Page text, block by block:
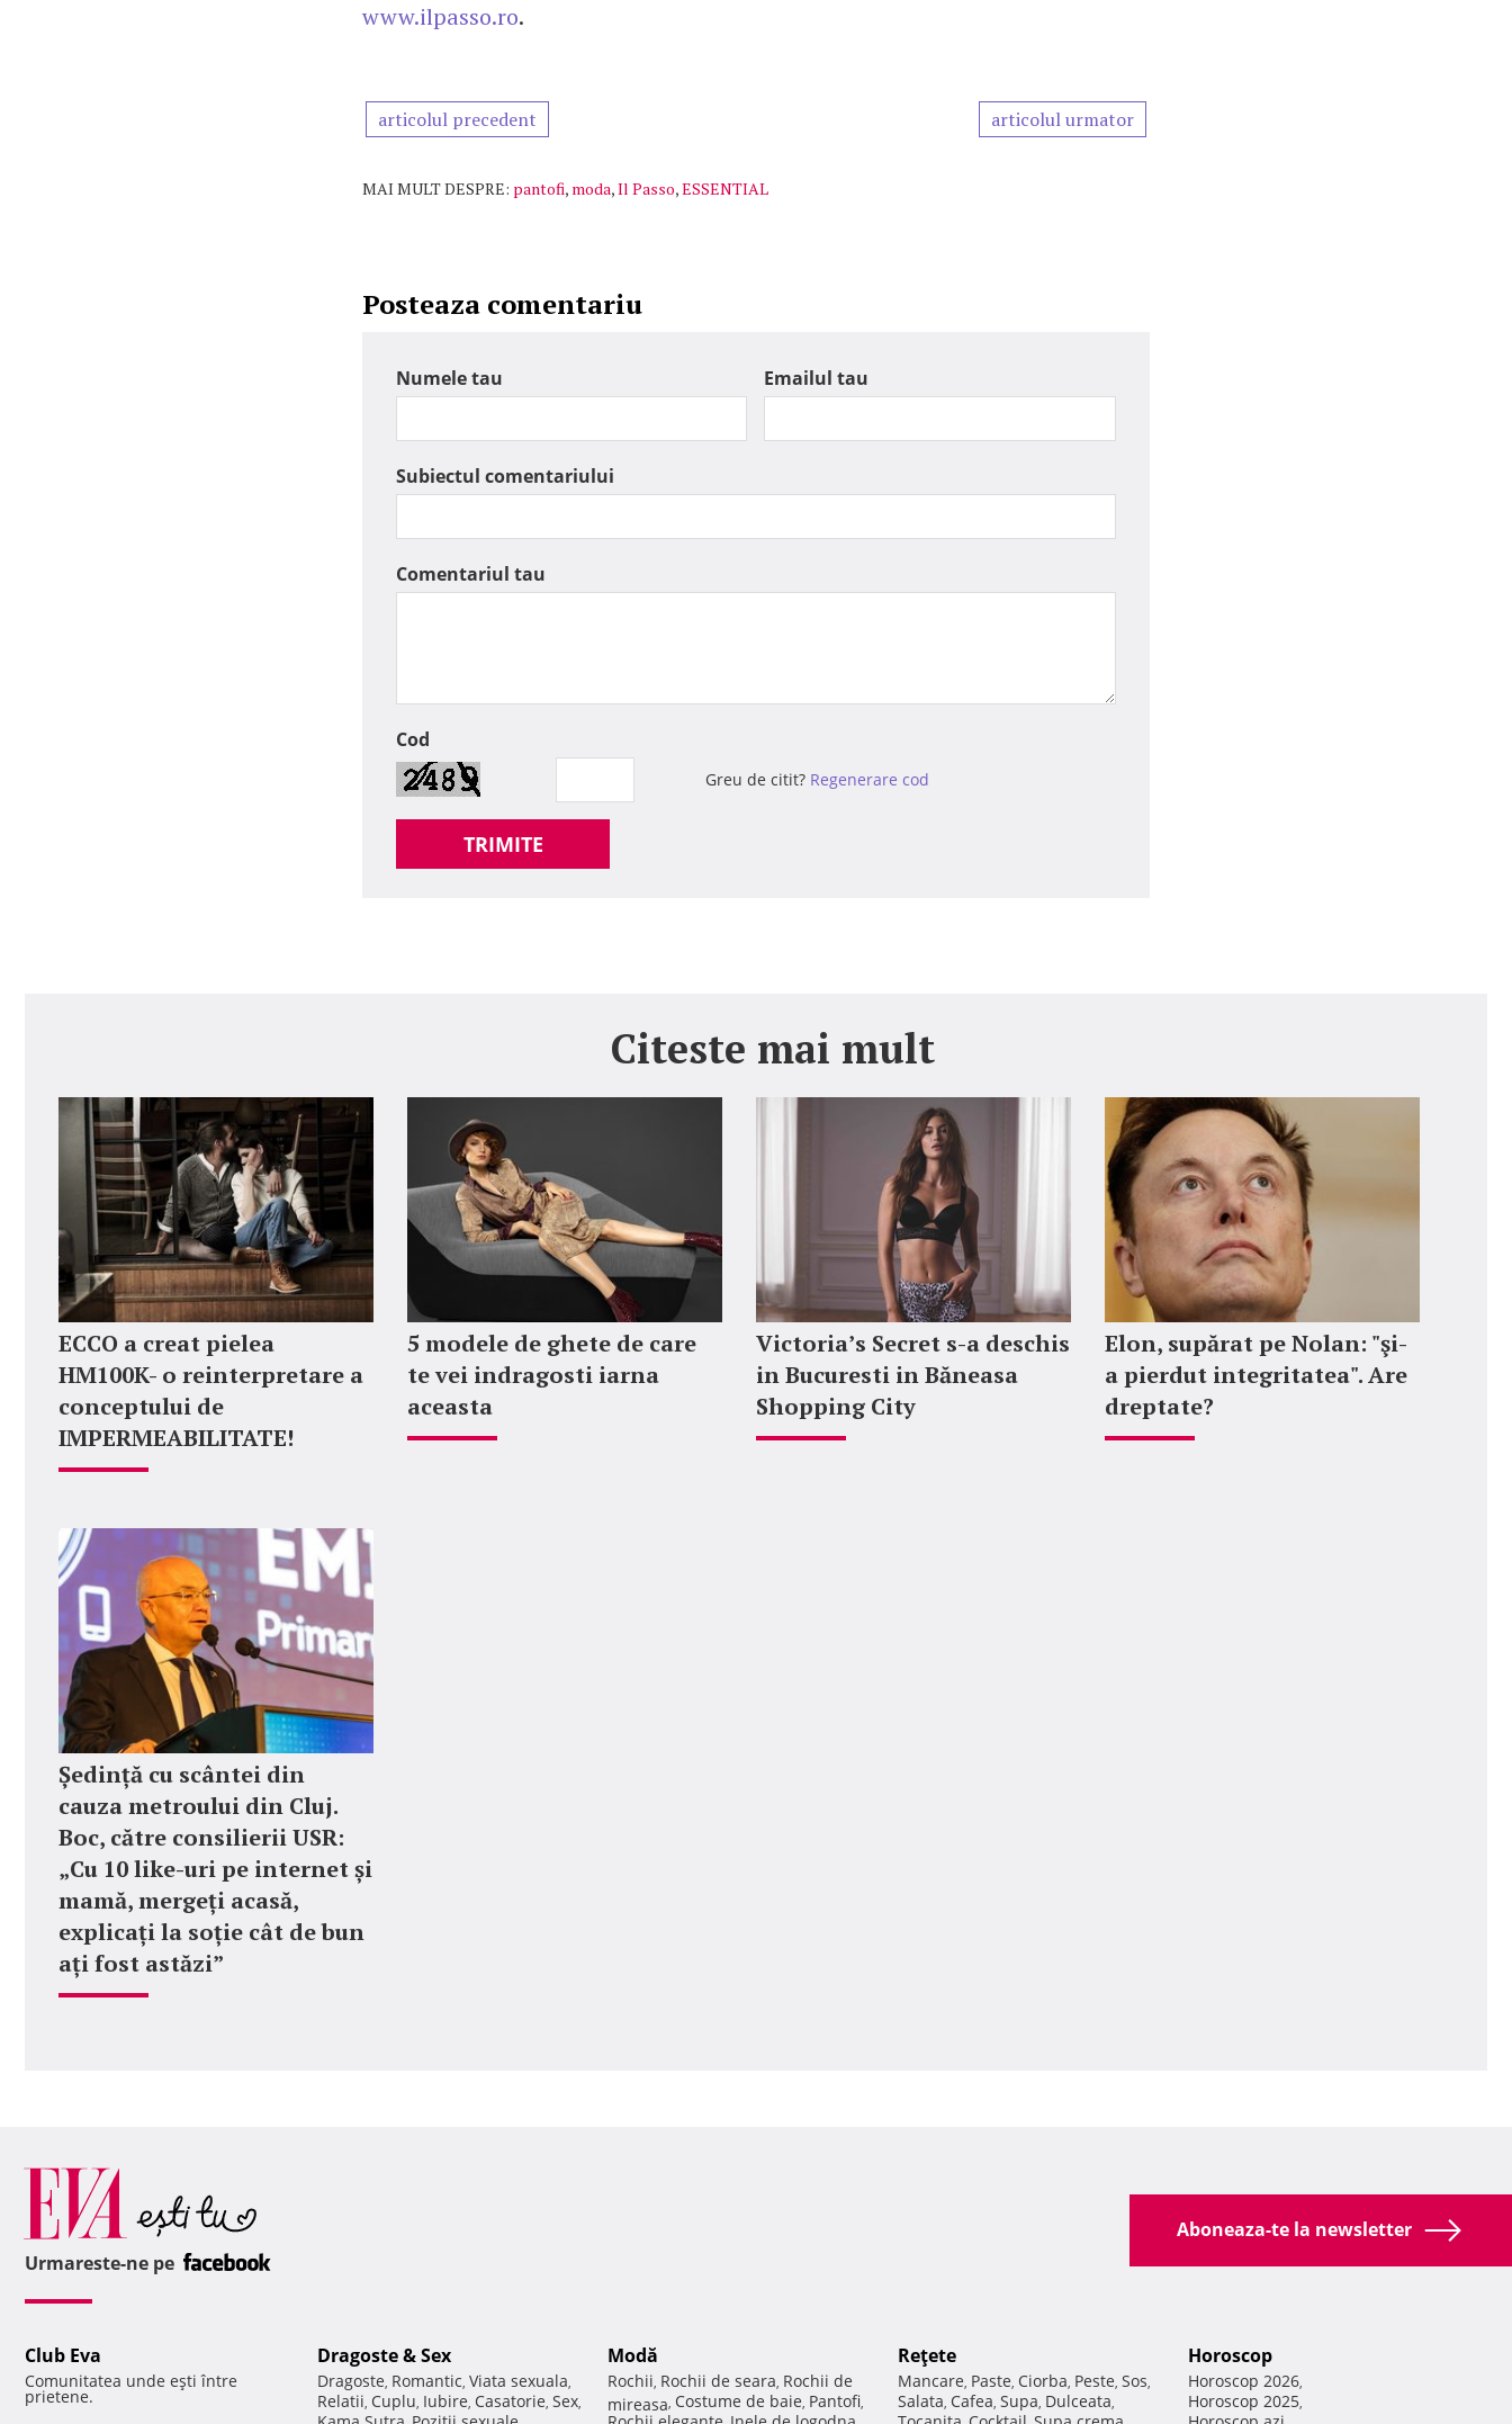
www.ilpasso.ro.
articolul precedent articolul urmator
MAI MULT DESPRE: pantofi, moda,Il Passo,ESSENTIAL
Posteaza comentariu
Numele tau Emailul tau
Subiectul comentariului
Comentariul tau
Cod
Greu de citit? Regenerare cod
TRIMITE
Citeste mai mult
ECCO a creat pielea
HM100K- o reinterpretare a
conceptului de
IMPERMEABILITATE!
5 modele de ghete de care
te vei indragosti iarna
aceasta
Victoria’s Secret s-a deschis
in Bucuresti in Băneasa
Shopping City
Elon, supărat pe Nolan: "şi-
a pierdut integritatea". Are
dreptate?
Ședință cu scântei din
cauza metroului din Cluj.
Boc, către consilierii USR:
„Cu 10 like-uri pe internet și
mamă, mergeți acasă,
explicați la soție cât de bun
ați fost astăzi”
Aboneaza-te la newsletter
Urmareste-ne pe
Club Eva
Comunitatea unde eşti între
prietene.
Dragoste & Sex
Dragoste, Romantic, Viata sexuala,
Relatii, Cuplu, Iubire, Casatorie, Sex,
Modă
Rochii, Rochii de seara, Rochii de
mireasa, Costume de baie, Pantofi,
Reţete
Mancare, Paste, Ciorba, Peste, Sos,
Salata, Cafea, Supa, Dulceata,
Horoscop
Horoscop 2026,
Horoscop 2025,